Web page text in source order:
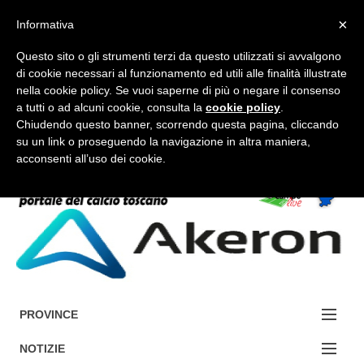
FORUM-ACCEDI
Accedi / Registrati
PROVINCE
EDIZIONE:
NOTIZIE
×
Informativa
Questo sito o gli strumenti terzi da questo utilizzati si avvalgono
di cookie necessari al funzionamento ed utili alle finalità illustrate
nella cookie policy. Se vuoi saperne di più o negare il consenso
a tutti o ad alcuni cookie, consulta la cookie policy
Chiudendo questo banner, scorrendo questa pagina, cliccando
su un link o proseguendo la navigazione in altra maniera,
acconsenti all’uso dei cookie.